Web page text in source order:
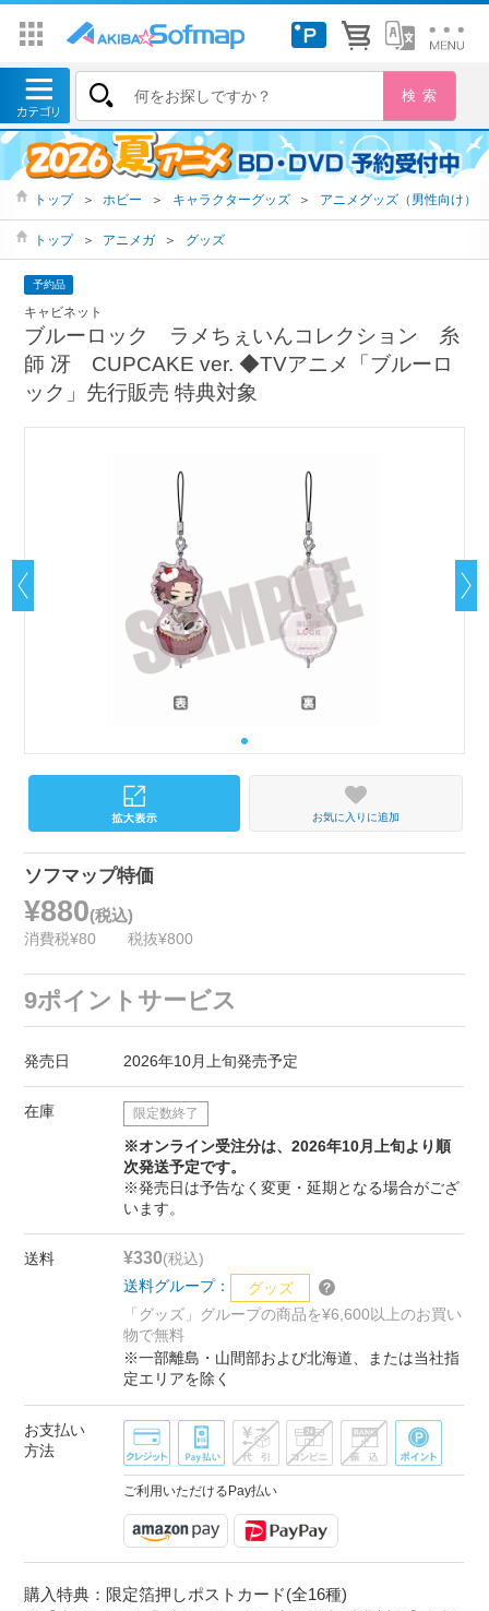
トップ ＞ ホビー ＞ キャラクターグッズ ＞ アニメグッズ（男性向け）
トップ ＞ アニメガ ＞ グッズ
予約品
キャビネット
ブルーロック ラメちぇいんコレクション 糸
師 冴 CUPCAKE ver. ◆TVアニメ「ブルーロ
ック」先行販売 特典対象
お気に入りに追加
ソフマップ特価
¥880(税込)
消費税¥80 税抜¥800
9ポイントサービス
発売日 2026年10月上旬発売予定
在庫 限定数終了
※オンライン受注分は、2026年10月上旬より順
次発送予定です。
※発売日は予告なく変更・延期となる場合がござ
います。
送料 ¥330(税込)
送料グループ：
グッズ
「グッズ」グループの商品を¥6,600以上のお買い
物で無料
※一部離島・山間部および北海道、または当社指
定エリアを除く
お支払い
方法
ご利用いただけるPay払い
購入特典：限定箔押しポストカード(全16種)